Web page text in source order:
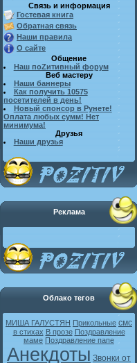
Связь и информация
Гостевая книга
Обратная связь
Наши правила
О сайте
Общение
Наш поZитивный форум
Веб мастеру
Наши баннеры
Как получить 10575
посетителей в день!
Новый спонсор в Рунете!
Оплата любых сумм! Нет
минимума!
Друзья
Наши друзья
Реклама
Облако тегов
МИША ГАЛУСТЯН Прикольные смс
в стихах В прозе Поздравление
маме Поздравление папе
Анекдоты Звонки от